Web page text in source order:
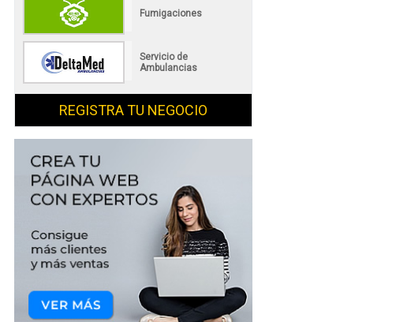
Fumigaciones
Servicio de
Ambulancias
REGISTRA TU NEGOCIO